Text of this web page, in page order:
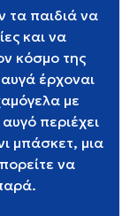
τα παιδιά να
και να
κόσμο της
έρχοναι
με
περιέχει
μπάσκετ, μια
να